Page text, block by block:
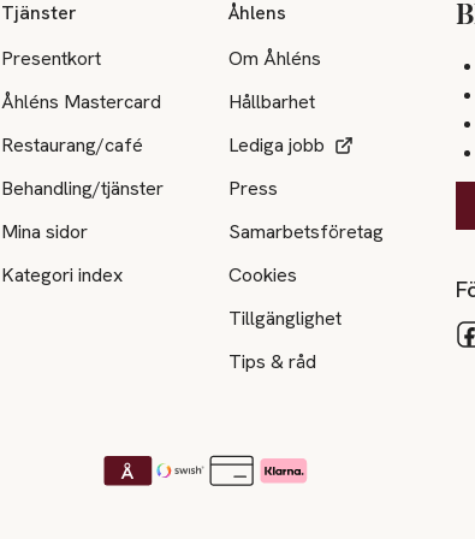
Tjänster
Presentkort
Åhléns Mastercard
Restaurang/café
Behandling/tjänster
Mina sidor
Kategori index
Åhlens
Om Åhléns
Hållbarhet
Lediga jobb
Press
Samarbetsföretag
Cookies
Tillgänglighet
Tips & råd